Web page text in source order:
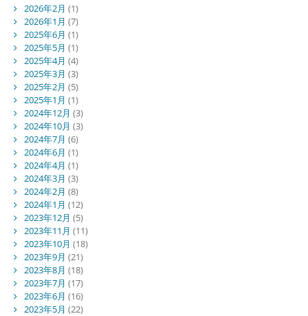
2026年2月 (1)
2026年1月 (7)
2025年6月 (1)
2025年5月 (1)
2025年4月 (4)
2025年3月 (3)
2025年2月 (5)
2025年1月 (1)
2024年12月 (3)
2024年10月 (3)
2024年7月 (6)
2024年6月 (1)
2024年4月 (1)
2024年3月 (3)
2024年2月 (8)
2024年1月 (12)
2023年12月 (5)
2023年11月 (11)
2023年10月 (18)
2023年9月 (21)
2023年8月 (18)
2023年7月 (17)
2023年6月 (16)
2023年5月 (22)